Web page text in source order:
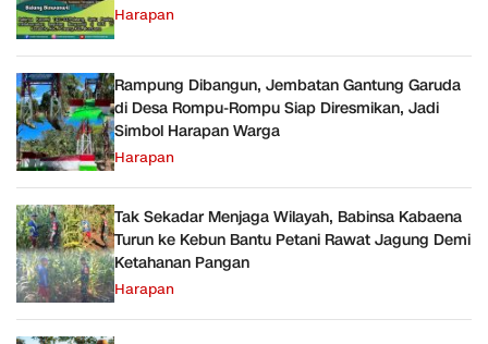
Harapan
Rampung Dibangun, Jembatan Gantung Garuda
di Desa Rompu-Rompu Siap Diresmikan, Jadi
Simbol Harapan Warga
Harapan
Tak Sekadar Menjaga Wilayah, Babinsa Kabaena
Turun ke Kebun Bantu Petani Rawat Jagung Demi
Ketahanan Pangan
Harapan